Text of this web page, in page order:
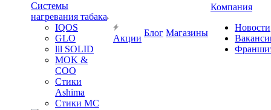
Системы
нагревания табака
IQOS
GLO
lil SOLID
MOK &
COO
Стики
Ashima
Стики MC
Акции
Блог Магазины
Компания
Новости